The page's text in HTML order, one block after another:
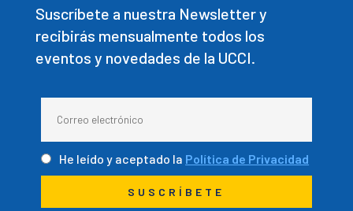
Suscríbete a nuestra Newsletter y
recibirás mensualmente todos los
eventos y novedades de la UCCI.
He leído y aceptado la Política de Privacidad